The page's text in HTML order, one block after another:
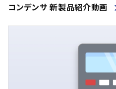
コンデンサ 新製品紹介動画